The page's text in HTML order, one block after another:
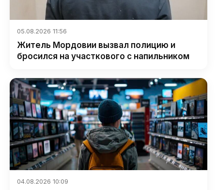
05.08.2026 11:56
Житель Мордовии вызвал полицию и
бросился на участкового с напильником
04.08.2026 10:09